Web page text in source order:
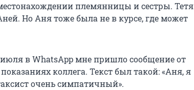
племянницы и сестры. Тетя
Но Аня тоже была не в курсе, где может
в WhatsApp мне пришло сообщение от
коллега. Текст был такой: «Аня, я
очень симпатичный».